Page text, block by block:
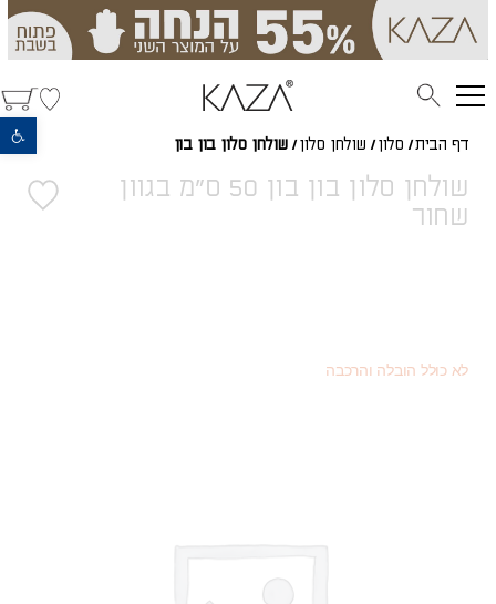
פתח סרגל נגישות
דף הבית/ סלון / שולחן סלון / שולחן סלון בון בון
שולחן סלון בון בון 50 ס"מ בגוון
שחור
לא כולל הובלה והרכבה